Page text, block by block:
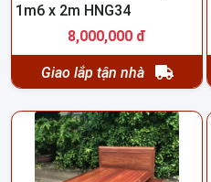
1m6 x 2m HNG34
8,000,000 đ
Giao lắp tận nhà